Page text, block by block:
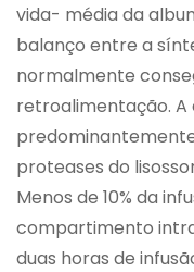
vida- média da
balanço entre a
normalmente
retroalimentação. A
proteases do
Menos de 10% da
compartimento
duas horas de